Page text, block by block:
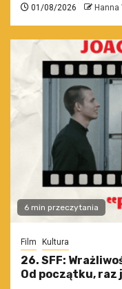
01/08/2026 Hanna
6 min przeczytania
Film Kultura
26. SFF:
Od początku, raz